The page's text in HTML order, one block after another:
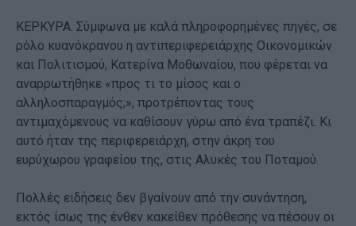
ΚΕΡΚΥΡΑ. Σύμφωνα με καλά πληροφορημένες πηγές, σε
ρόλο κυανόκρανου η αντιπεριφερειάρχης Οικονομικών
και Πολιτισμού, Κατερίνα Μοθωναίου, που φέρεται να
αναρρωτήθηκε «προς τι το μίσος και ο
αλληλοσπαραγμός;», προτρέποντας τους
αντιμαχόμενους να καθίσουν γύρω από ένα τραπέζι. Κι
αυτό ήταν της περιφερειάρχη, στην άκρη του
ευρύχωρου γραφείου της, στις Αλυκές του Ποταμού.
Πολλές ειδήσεις δεν βγαίνουν από την συνάντηση,
εκτός ίσως της ένθεν κακείθεν πρόθεσης να πέσουν οι